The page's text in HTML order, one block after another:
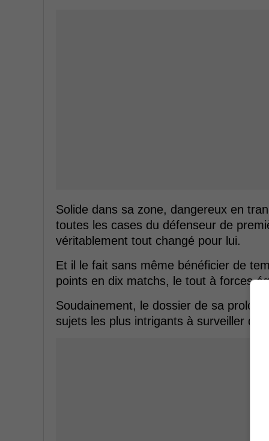
Solide dans sa zone, dangereux en
toutes les cases du défenseur de
véritablement tout changé pour lui.
Et il le fait sans même bénéficier de
points en dix matchs, le tout à forces
Soudainement, le dossier de sa
sujets les plus intrigants à surveiller